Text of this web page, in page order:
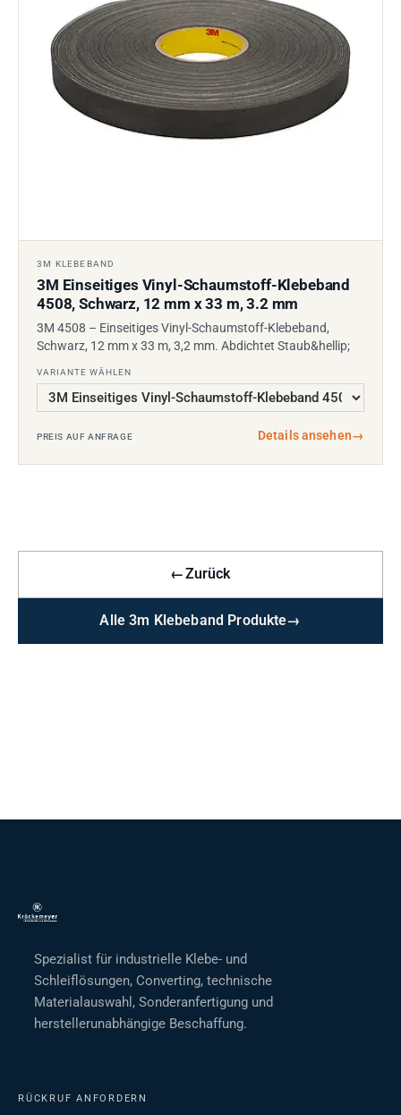
3M KLEBEBAND
3M Einseitiges Vinyl-Schaumstoff-Klebeband
4508, Schwarz, 12 mm x 33 m, 3.2 mm
3M 4508 – Einseitiges Vinyl-Schaumstoff-Klebeband,
Schwarz, 12 mm x 33 m, 3,2 mm. Abdichtet Staub&hellip;
VARIANTE WÄHLEN
PREIS AUF ANFRAGE Details ansehen→
←Zurück
Alle 3m Klebeband Produkte→
Spezialist für industrielle Klebe- und
Schleiflösungen, Converting, technische
Materialauswahl, Sonderanfertigung und
herstellerunabhängige Beschaffung.
RÜCKRUF ANFORDERN